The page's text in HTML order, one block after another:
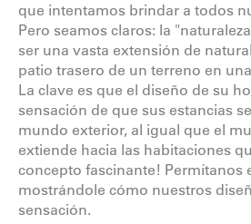
que intentamos brindar a todos
Pero seamos claros: la
ser una vasta extensión de
patio trasero de un terreno en
La clave es que el diseño de su
sensación de que sus estancias
mundo exterior, al igual que el
extiende hacia las habitaciones
concepto fascinante! Permítanos
mostrándole cómo nuestros
sensación.